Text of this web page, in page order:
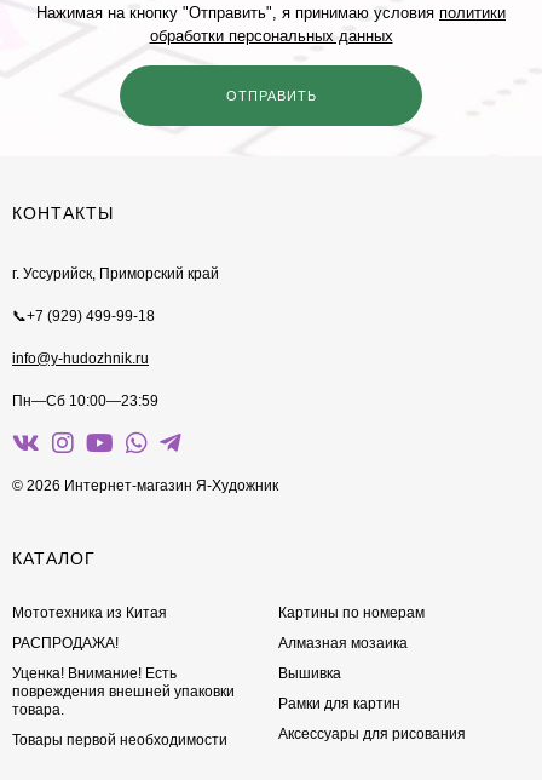
Нажимая на кнопку "Отправить", я принимаю условия политики
обработки персональных данных
КОНТАКТЫ
г. Уссурийск, Приморский край
📞+7 (929) 499-99-18
info@y-hudozhnik.ru
Пн—Сб 10:00—23:59
© 2026 Интернет-магазин Я-Художник
КАТАЛОГ
Мототехника из Китая
РАСПРОДАЖА!
Уценка! Внимание! Есть
повреждения внешней упаковки
товара.
Товары первой необходимости
Картины по номерам
Алмазная мозаика
Вышивка
Рамки для картин
Аксессуары для рисования